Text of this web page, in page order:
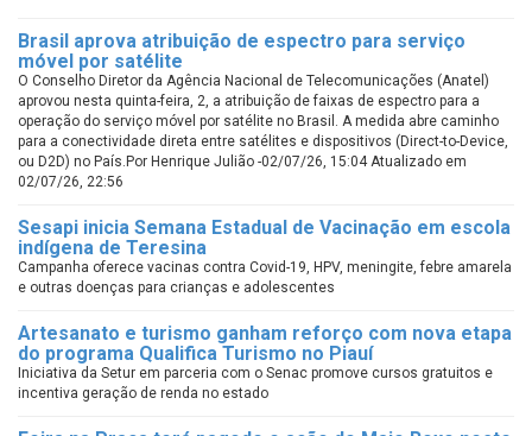
Brasil aprova atribuição de espectro para serviço
móvel por satélite
O Conselho Diretor da Agência Nacional de Telecomunicações (Anatel)
aprovou nesta quinta-feira, 2, a atribuição de faixas de espectro para a
operação do serviço móvel por satélite no Brasil. A medida abre caminho
para a conectividade direta entre satélites e dispositivos (Direct-to-Device,
ou D2D) no País.Por Henrique Julião -02/07/26, 15:04 Atualizado em
02/07/26, 22:56
Sesapi inicia Semana Estadual de Vacinação em escola
indígena de Teresina
Campanha oferece vacinas contra Covid-19, HPV, meningite, febre amarela
e outras doenças para crianças e adolescentes
Artesanato e turismo ganham reforço com nova etapa
do programa Qualifica Turismo no Piauí
Iniciativa da Setur em parceria com o Senac promove cursos gratuitos e
incentiva geração de renda no estado